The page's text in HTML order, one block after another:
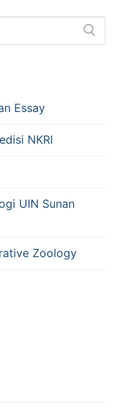
Essay
NKRI
UIN Sunan
Zoology